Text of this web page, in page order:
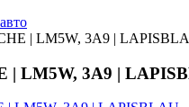
| LM5W, 3A9 |
| LM5W, 3A9 |